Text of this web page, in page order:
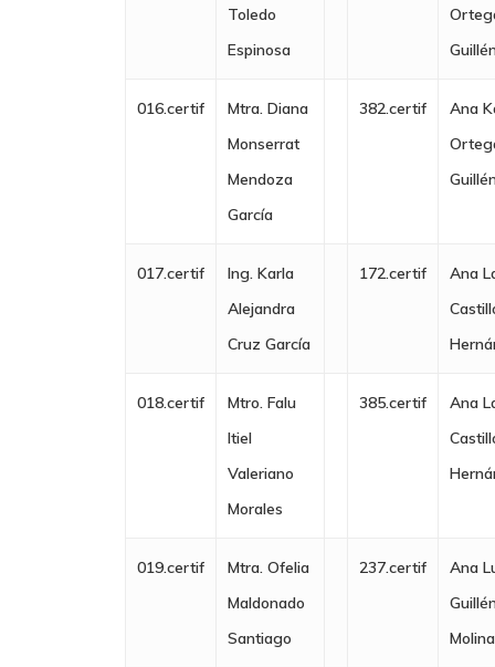
Toledo
Espinosa
016.certif
Mtra. Diana
Monserrat
Mendoza
García
382.certif
Ana
017.certif
Ing. Karla
Alejandra
Cruz García
172.certif
Ana
018.certif
Mtro. Falu
Itiel
Valeriano
Morales
385.certif
Ana
019.certif
Mtra. Ofelia
Maldonado
Santiago
237.certif
Ana
Molina